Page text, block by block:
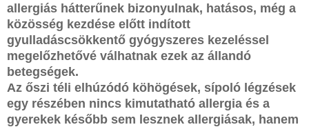
allergiás hátterűnek bizonyulnak, hatásos, még a
közösség kezdése előtt indított
gyulladáscsökkentő gyógyszeres kezeléssel
megelőzhetővé válhatnak ezek az állandó
betegségek.
Az őszi téli elhúzódó köhögések, sípoló légzések
egy részében nincs kimutatható allergia és a
gyerekek később sem lesznek allergiásak, hanem